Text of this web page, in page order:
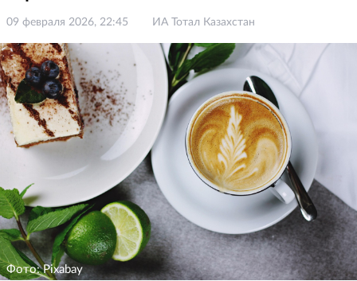
09 февраля 2026, 22:45 ИА Тотал Казахстан
Фото: Pixabay